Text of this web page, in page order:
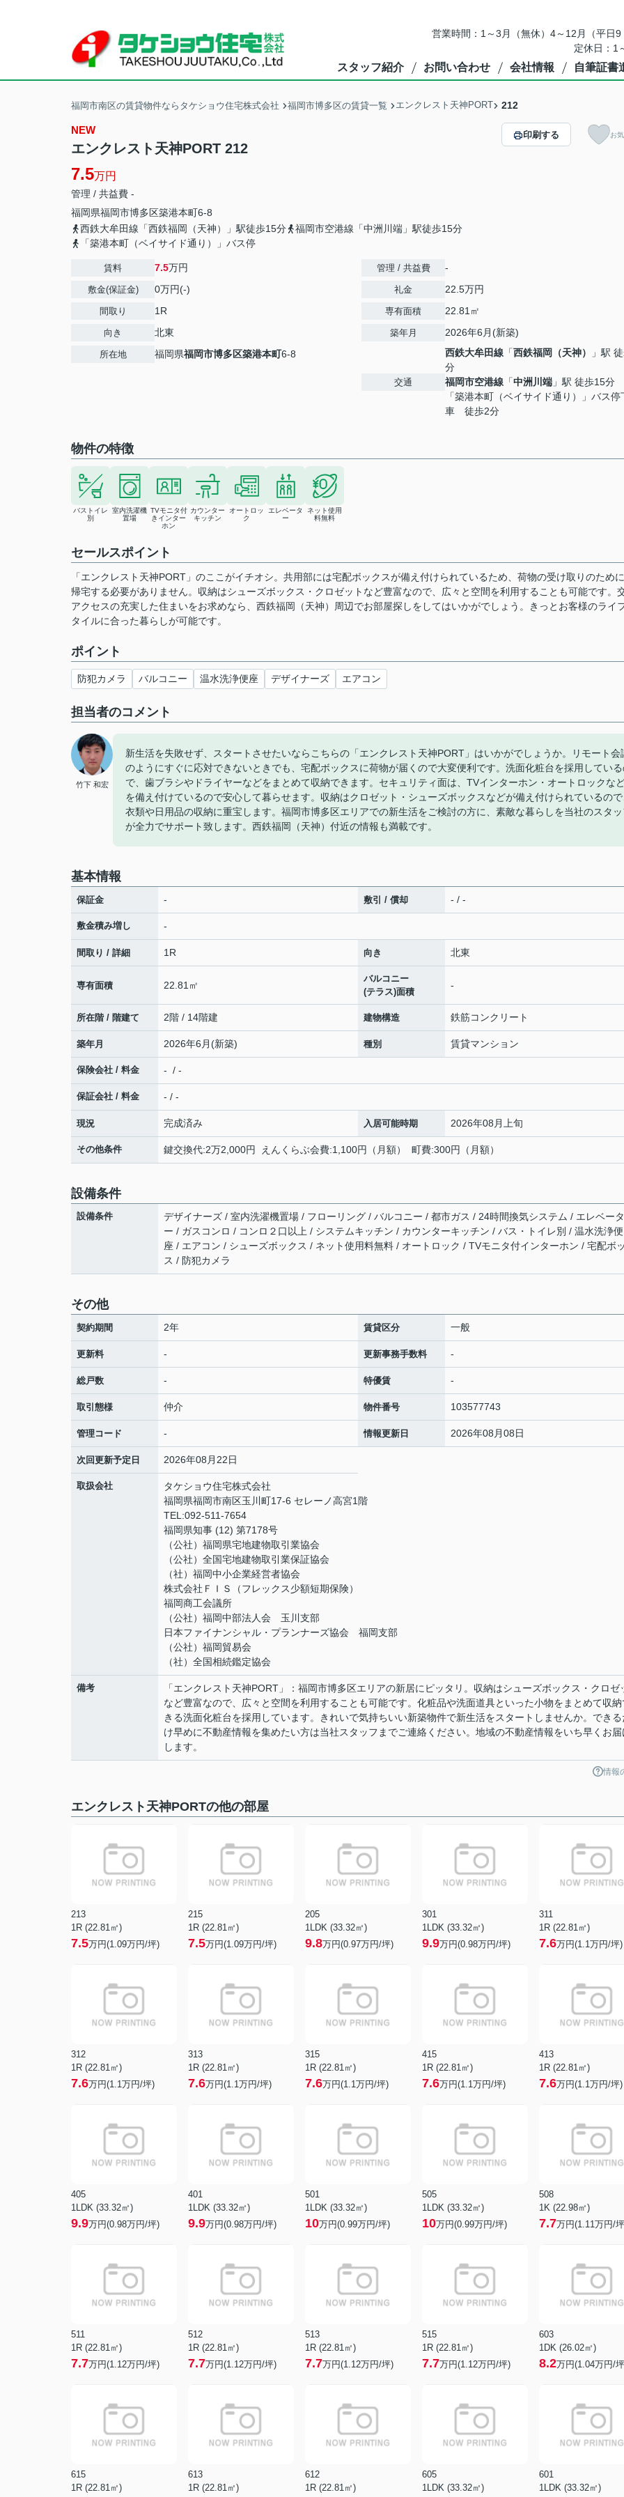
営業時間：1～3月（無休）4～12月（平
定休日：1
スタッフ紹介 お問い合わせ 会社情報 自筆証書
福岡市南区の賃貸物件ならタケショウ住宅株式会社 福岡市博多区の賃貸一覧 エンクレスト天神PORT 212
NEW
エンクレスト天神PORT 212
7.5万円
管理 / 共益費 -
福岡県福岡市博多区築港本町6-8
西鉄大牟田線「西鉄福岡（天神）」駅徒歩15分
福岡市空港線「中洲川端」駅徒歩15分
「築港本町（ベイサイド通り）」バス停
印刷する お
賃料 7.5万円
敷金(保証金) 0万円(-)
間取り 1R
向き 北東
所在地 福岡県福岡市博多区築港本町6-8
管理 / 共益費 -
礼金 22.5万円
専有面積 22.81㎡
築年月 2026年6月(新築)
交通
西鉄大牟田線 「西鉄福岡（天神）
」駅
分
福岡市空港線 「中洲川端 」駅 徒歩15分
「築港本町（ベイサイド通り）」バス停
車 徒歩2分
物件の特徴
バストイレ
別
室内洗濯機
置場
TVモニタ付
きインター
ホン
カウンター
キッチン
オートロッ
ク
エレベータ
ー
ネット使用
料無料
セールスポイント
「エンクレスト天神PORT」のここがイチオシ。共用部には宅配ボックスが備え付けられているため、荷物の受け取りのため
帰宅する必要がありません。収納はシューズボックス・クロゼットなど豊富なので、広々と空間を利用することも可能です。
アクセスの充実した住まいをお求めなら、西鉄福岡（天神）周辺でお部屋探しをしてはいかがでしょう。きっとお客様のライ
タイルに合った暮らしが可能です。
ポイント
防犯カメラ バルコニー 温水洗浄便座 デザイナーズ エアコン
担当者のコメント
竹下 和宏
新生活を失敗せず、スタートさせたいならこちらの「エンクレスト天神PORT」はいかがでしょうか。リモート会
のようにすぐに応対できないときでも、宅配ボックスに荷物が届くので大変便利です。洗面化粧台を採用してい
で、歯ブラシやドライヤーなどをまとめて収納できます。セキュリティ面は、TVインターホン・オートロックな
を備え付けているので安心して暮らせます。収納はクロゼット・シューズボックスなどが備え付けられているの
衣類や日用品の収納に重宝します。福岡市博多区エリアでの新生活をご検討の方に、素敵な暮らしを当社のスタ
が全力でサポート致します。西鉄福岡（天神）付近の情報も満載です。
基本情報
保証金 - 敷引 / 償却 - / -
敷金積み増し -
間取り / 詳細 1R 向き 北東
専有面積 22.81㎡
バルコニー
(テラス)面積
-
所在階 / 階建て 2階 / 14階建 建物構造 鉄筋コンクリート
築年月 2026年6月(新築) 種別 賃貸マンション
保険会社 / 料金 - / -
保証会社 / 料金 - / -
現況 完成済み 入居可能時期 2026年08月上旬
その他条件 鍵交換代:2万2,000円 えんくらぶ会費:1,100円（月額） 町費:300円（月額）
設備条件
設備条件
デザイナーズ / 室内洗濯機置場 / フローリング / バルコニー / 都市ガス / 24時間換気システム / エレベータ
ー / ガスコンロ / コンロ２口以上 / システムキッチン / カウンターキッチン / バス・トイレ別 / 温水洗浄便
座 / エアコン / シューズボックス / ネット使用料無料 / オートロック / TVモニタ付インターホン / 宅配ボ
ス / 防犯カメラ
その他
契約期間 2年 賃貸区分 一般
更新料 - 更新事務手数料 -
総戸数 - 特優賃 -
取引態様 仲介 物件番号 103577743
管理コード - 情報更新日 2026年08月08日
次回更新予定日 2026年08月22日
取扱会社
タケショウ住宅株式会社
福岡県福岡市南区玉川町17-6 セレーノ高宮1階
TEL:092-511-7654
福岡県知事 (12) 第7178号
（公社）福岡県宅地建物取引業協会
（公社）全国宅地建物取引業保証協会
（社）福岡中小企業経営者協会
株式会社ＦＩＳ（フレックス少額短期保険）
福岡商工会議所
（公社）福岡中部法人会 玉川支部
日本ファイナンシャル・プランナーズ協会 福岡支部
（公社）福岡貿易会
（社）全国相続鑑定協会
備考
「エンクレスト天神PORT」：福岡市博多区エリアの新居にピッタリ。収納はシューズボックス・クロゼ
など豊富なので、広々と空間を利用することも可能です。化粧品や洗面道具といった小物をまとめて収納
きる洗面化粧台を採用しています。きれいで気持ちいい新築物件で新生活をスタートしませんか。できる
け早めに不動産情報を集めたい方は当社スタッフまでご連絡ください。地域の不動産情報をいち早くお届
します。
情報
エンクレスト天神PORTの他の部屋
213
1R (22.81㎡)
7.5万円(1.09万円/坪)
215
1R (22.81㎡)
7.5万円(1.09万円/坪)
205
1LDK (33.32㎡)
9.8万円(0.97万円/坪)
301
1LDK (33.32㎡)
9.9万円(0.98万円/坪)
311
1R (22.81㎡)
7.6万円(1.1万円/坪)
312
1R (22.81㎡)
7.6万円(1.1万円/坪)
313
1R (22.81㎡)
7.6万円(1.1万円/坪)
315
1R (22.81㎡)
7.6万円(1.1万円/坪)
415
1R (22.81㎡)
7.6万円(1.1万円/坪)
413
1R (22.81㎡)
7.6万円(1.1万円/坪)
405
1LDK (33.32㎡)
9.9万円(0.98万円/坪)
401
1LDK (33.32㎡)
9.9万円(0.98万円/坪)
501
1LDK (33.32㎡)
10万円(0.99万円/坪)
505
1LDK (33.32㎡)
10万円(0.99万円/坪)
508
1K (22.98㎡)
7.7万円(1.11万円/
511
1R (22.81㎡)
7.7万円(1.12万円/坪)
512
1R (22.81㎡)
7.7万円(1.12万円/坪)
513
1R (22.81㎡)
7.7万円(1.12万円/坪)
515
1R (22.81㎡)
7.7万円(1.12万円/坪)
603
1DK (26.02㎡)
8.2万円(1.04万円/
615
1R (22.81㎡)
613
1R (22.81㎡)
612
1R (22.81㎡)
605
1LDK (33.32㎡)
601
1LDK (33.32㎡)